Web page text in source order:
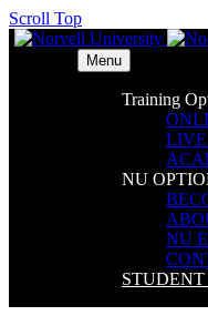
Scroll Top
Menu
Training
LIVE
NU
NU